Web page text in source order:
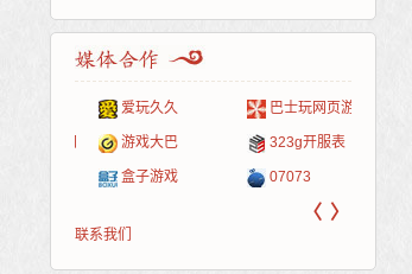
爱玩久久 巴士玩网页游戏
游戏大巴 323g开服表
盒子游戏 07073
〈 〉
联系我们